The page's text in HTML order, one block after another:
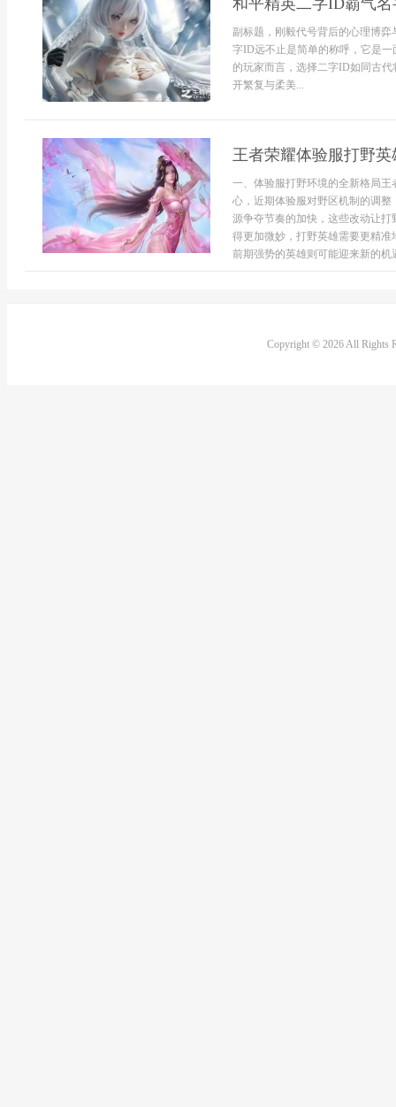
和平精英二字ID霸气
副标题，刚毅代号背后的心理博
字ID远不止是简单的称呼，它是
的玩家而言，选择二字ID如同古
开繁复与柔美...
王者荣耀体验服打野
一、体验服打野环境的全新格局
心，近期体验服对野区机制的调
源争夺节奏的加快，这些改动让
得更加微妙，打野英雄需要更精
前期强势的英雄则可能迎来新的机
Copyright © 2026 All Rights